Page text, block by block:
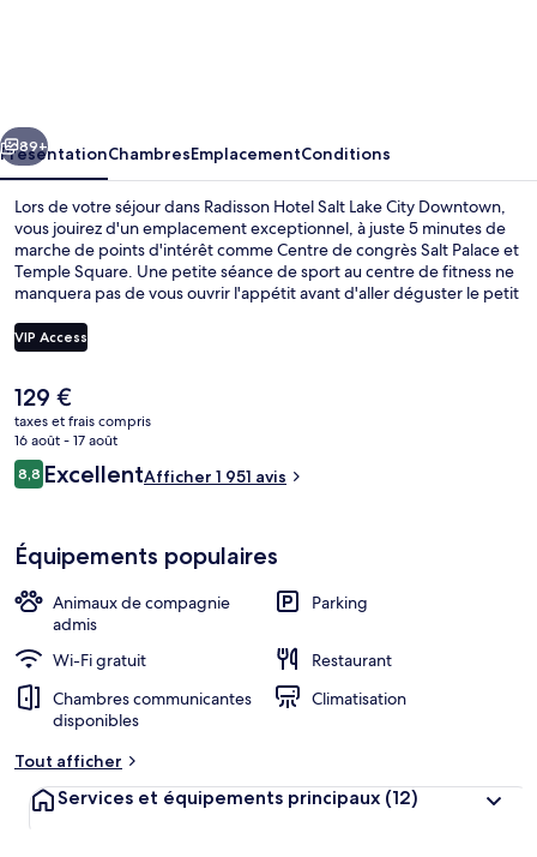
City
Downtown
Suivant
89+
PrésentationChambresEmplacementConditions
Lors de votre séjour dans Radisson Hotel Salt Lake City Downtown,
vous jouirez d'un emplacement exceptionnel, à juste 5 minutes de
marche de points d'intérêt comme Centre de congrès Salt Palace et
Temple Square. Une petite séance de sport au centre de fitness ne
manquera pas de vous ouvrir l'appétit avant d'aller déguster le petit
Restaurant. Delta Center et City Creek Center se trouvent par
ailleurs à moins de 10 minutes à pied. Les autres voyageurs adorent
se situe à une très courte distance à pied des transports publics :
Station de métro Temple Square se trouve à 4 min et Station de
métro Arena, à 4 min.
VIP Access
Le
prix
actuel
est
de
129 €
taxes et frais compris
16 août - 17 août
Avis
voyageurs
8,88,8 sur 10
ExcellentAfficher 1 951 avis
Équipements populaires
Animaux de compagnie
admis
Parking
Wi-Fi gratuit
Restaurant
Chambres communicantes
disponibles
Climatisation
Tout afficher
Services et équipements principaux (12)